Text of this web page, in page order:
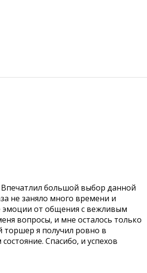
большой выбор данной
не заняло много времени и
эмоции от общения с вежливым
вопросы, и мне осталось только
торшер я получил ровно в
Спасибо, и успехов